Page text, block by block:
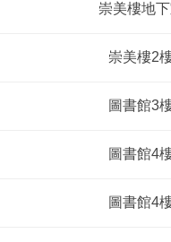
崇美樓地
崇美樓2
圖書館3
圖書館4
圖書館4